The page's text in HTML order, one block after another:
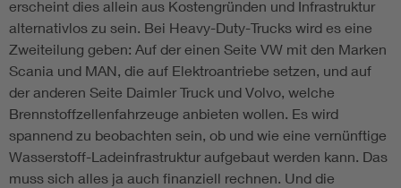
erscheint dies allein aus Kostengründen und Infrastruktur
alternativlos zu sein. Bei Heavy-Duty-Trucks wird es eine
Zweiteilung geben: Auf der einen Seite VW mit den Marken
Scania und MAN, die auf Elektroantriebe setzen, und auf
der anderen Seite Daimler Truck und Volvo, welche
Brennstoffzellenfahrzeuge anbieten wollen. Es wird
spannend zu beobachten sein, ob und wie eine vernünftige
Wasserstoff-Ladeinfrastruktur aufgebaut werden kann. Das
muss sich alles ja auch finanziell rechnen. Und die